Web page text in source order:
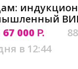
67 000 Р.
в 12:44